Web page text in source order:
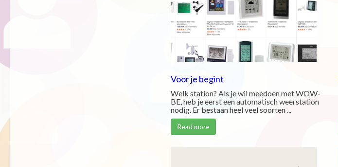
Voor je begint
Welk station? Als je wil meedoen met WOW-
BE, heb je eerst een automatisch weerstation
nodig. Er bestaan heel veel soorten ...
Read more